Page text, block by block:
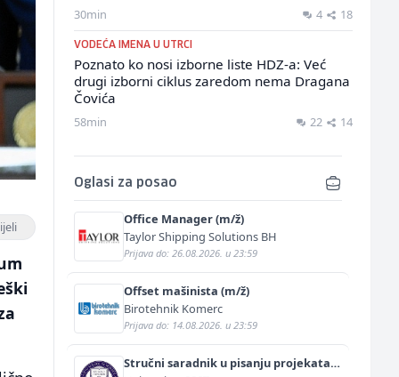
30min 4 18
VODEĆA IMENA U UTRCI
Poznato ko nosi izborne liste HDZ-a: Već
drugi izborni ciklus zaredom nema Dragana
Čovića
58min 22 14
Oglasi za posao
Office Manager (m/ž)
Taylor Shipping Solutions BH
Prijava do: 26.08.2026. u 23:59
Offset mašinista (m/ž)
Birotehnik Komerc
Prijava do: 14.08.2026. u 23:59
Stručni saradnik u pisanju projekata